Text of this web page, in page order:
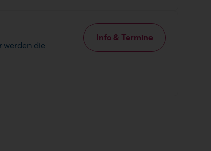
werden die
Info & Termine